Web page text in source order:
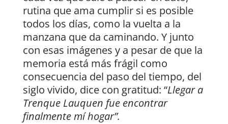
rutina que ama cumplir si es posible
todos los días, como la vuelta a la
manzana que da caminando. Y junto
con esas imágenes y a pesar de que la
memoria está más frágil como
consecuencia del paso del tiempo, del
siglo vivido, dice con gratitud: “Llegar a
Trenque Lauquen fue encontrar
finalmente mí hogar”.